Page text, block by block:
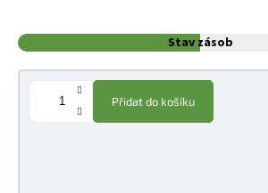
Stav zásob
Přidat do košíku